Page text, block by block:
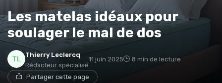
Les matelas idéaux pour
soulager le mal de dos
Thierry Leclercq
Rédacteur spécialisé
11 juin 2025 8 min de lecture
Partager cette page